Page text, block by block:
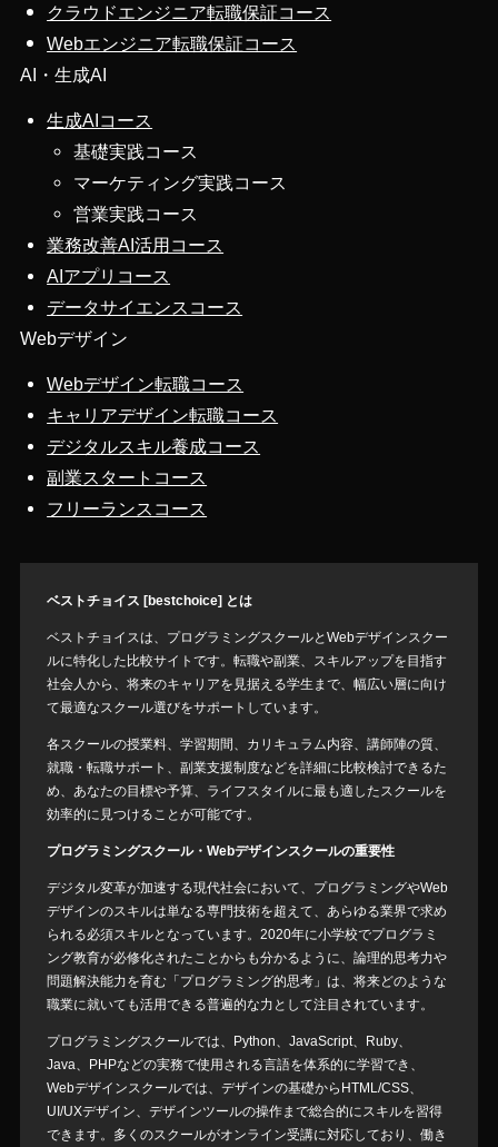
クラウドエンジニア転職保証コース
Webエンジニア転職保証コース
AI・生成AI
生成AIコース
基礎実践コース
マーケティング実践コース
営業実践コース
業務改善AI活用コース
AIアプリコース
データサイエンスコース
Webデザイン
Webデザイン転職コース
キャリアデザイン転職コース
デジタルスキル養成コース
副業スタートコース
フリーランスコース
ベストチョイス [bestchoice] とは
ベストチョイスは、プログラミングスクールとWebデザインスクー
ルに特化した比較サイトです。転職や副業、スキルアップを目指す
社会人から、将来のキャリアを見据える学生まで、幅広い層に向け
て最適なスクール選びをサポートしています。
各スクールの授業料、学習期間、カリキュラム内容、講師陣の質、
就職・転職サポート、副業支援制度などを詳細に比較検討できるた
め、あなたの目標や予算、ライフスタイルに最も適したスクールを
効率的に見つけることが可能です。
プログラミングスクール・Webデザインスクールの重要性
デジタル変革が加速する現代社会において、プログラミングやWeb
デザインのスキルは単なる専門技術を超えて、あらゆる業界で求め
られる必須スキルとなっています。2020年に小学校でプログラミ
ング教育が必修化されたことからも分かるように、論理的思考力や
問題解決能力を育む「プログラミング的思考」は、将来どのような
職業に就いても活用できる普遍的な力として注目されています。
プログラミングスクールでは、Python、JavaScript、Ruby、
Java、PHPなどの実務で使用される言語を体系的に学習でき、
Webデザインスクールでは、デザインの基礎からHTML/CSS、
UI/UXデザイン、デザインツールの操作まで総合的にスキルを習得
できます。多くのスクールがオンライン受講に対応しており、働き